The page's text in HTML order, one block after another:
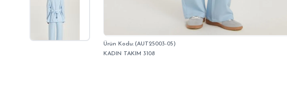
(AUT25003-05)
KADIN TAKIM 3108